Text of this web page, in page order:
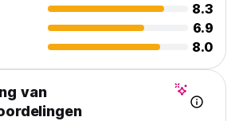
8.3
6.9
8.0
van